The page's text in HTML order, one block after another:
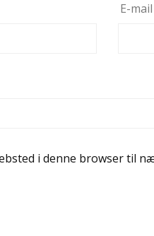
E-
i denne browser til